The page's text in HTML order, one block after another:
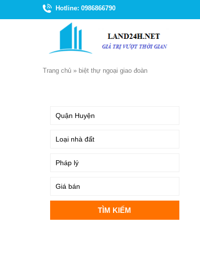
Hotline: 0986866790
Trang chủ » biệt thự ngoại giao đoàn